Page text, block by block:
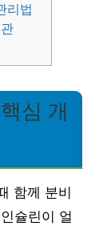
리법
심 개
함께 분비
슐린이 얼